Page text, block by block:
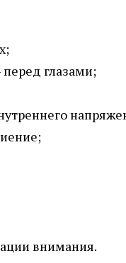
глазами;
внимания.